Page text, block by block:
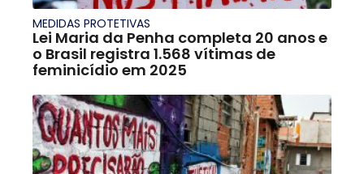
MEDIDAS PROTETIVAS
Lei Maria da Penha completa 20 anos e
o Brasil registra 1.568 vítimas de
feminicídio em 2025